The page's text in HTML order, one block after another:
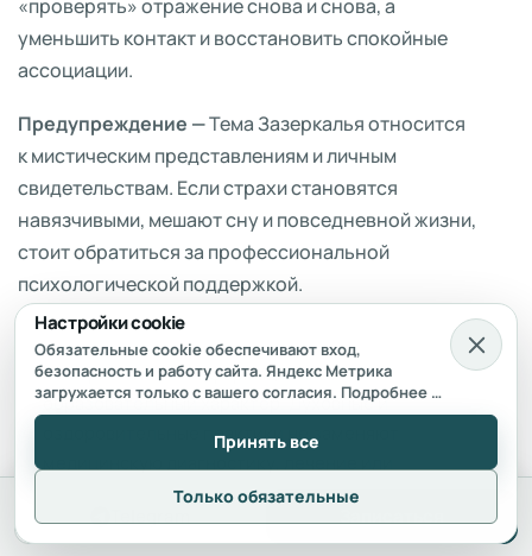
«проверять» отражение снова и снова, а
уменьшить контакт и восстановить спокойные
ассоциации.
Предупреждение —Тема Зазеркалья относится
к мистическим представлениям и личным
свидетельствам. Если страхи становятся
навязчивыми, мешают сну и повседневной жизни,
стоит обратиться за профессиональной
психологической поддержкой.
Материал носит информационный и
образовательный характер. Духовные и
оздоровительные практики не заменяют
помощь профильного специалиста.
Настройки cookie
Обязательные cookie обеспечивают вход,
безопасность и работу сайта. Яндекс Метрика
загружается только с вашего согласия. Подробнее —
вПолитике использования cookieиСогласии на
обработку персональных данных.
Принять все
Только обязательные